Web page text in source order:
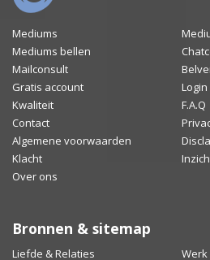
Mediums
Mediums bellen
Mailconsult
Gratis account
Kwaliteit
F.A.Q
Contact
Algemene voorwaarden
Klacht
Over ons
Bronnen & sitemap
Liefde & Relaties Werk